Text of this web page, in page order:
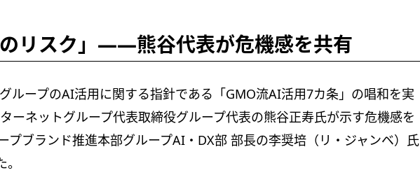
のリスク」——熊谷代表が危機感を共有
ループのAI活用に関する指針である「GMO流AI活用7カ条」の唱和を実
ーネットグループ代表取締役グループ代表の熊谷正寿氏が示す危機感を
プブランド推進本部グループAI・DX部 部長の李奨培（リ・ジャンベ）氏